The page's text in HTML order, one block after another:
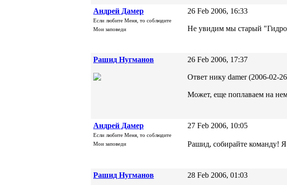
Андрей Дамер
Если любите Меня, то соблюдите
Мои заповеди
26 Feb 2006, 16:33
Не увидим мы старый
Рашид Нугманов 26 Feb 2006, 17:37
Ответ нику damer (2006-02-
Может, еще поплаваем на
Андрей Дамер
Если любите Меня, то соблюдите
Мои заповеди
27 Feb 2006, 10:05
Рашид, собирайте команду!
Рашид Нугманов 28 Feb 2006, 01:03